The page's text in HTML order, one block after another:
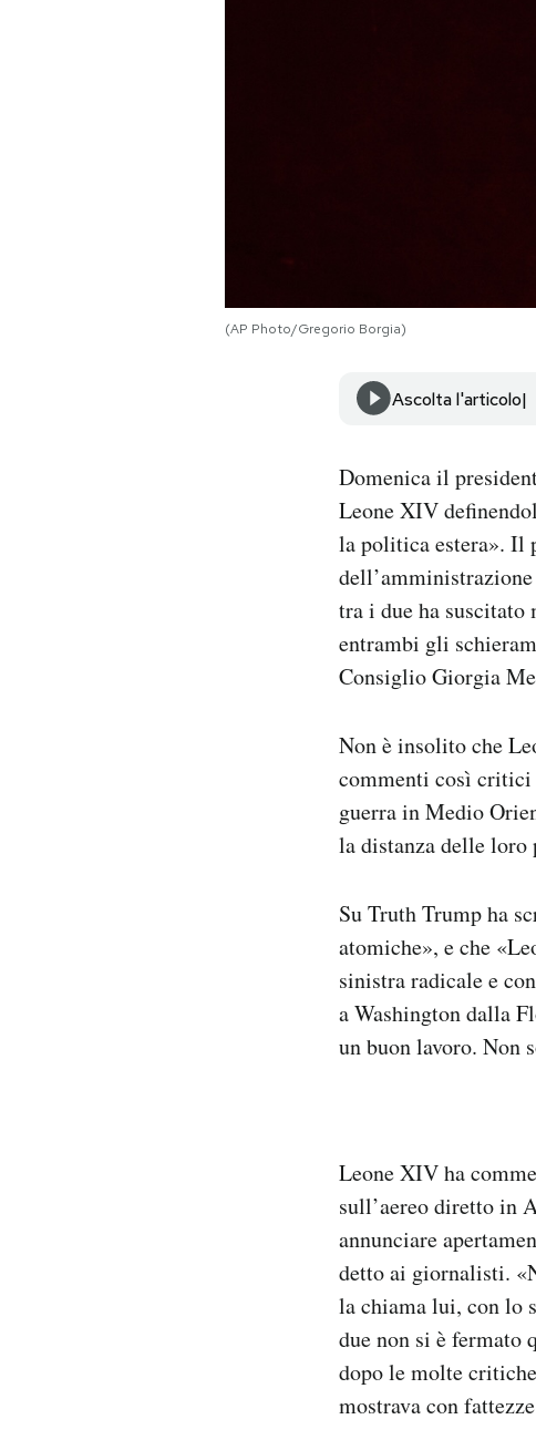
(AP Photo/Gregorio Borgia)
Ascolta l'articolo
Domenica il
Leone XIV
la politica estera». Il
tra i due ha
entrambi gli
Consiglio Giorgia
Non è insolito che
commenti così critici
guerra in Medio
la distanza delle loro
Su Truth Trump ha
atomiche», e che
sinistra radicale e
a Washington dalla
un buon lavoro. Non
Leone XIV ha
sull’aereo diretto in
annunciare
detto ai giornalisti.
la chiama lui, con lo
due non si è fermato
dopo le molte
mostrava con